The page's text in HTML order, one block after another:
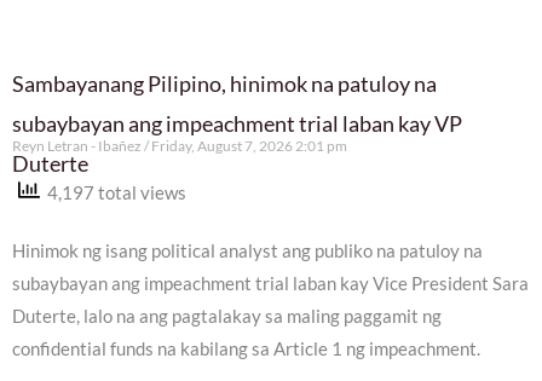
Sambayanang Pilipino, hinimok na patuloy na
subaybayan ang impeachment trial laban kay VP
Duterte
Reyn Letran - Ibañez Friday, August 7, 2026 2:01 pm
4,197 total views
Hinimok ng isang political analyst ang publiko na patuloy na
subaybayan ang impeachment trial laban kay Vice President Sara
Duterte, lalo na ang pagtalakay sa maling paggamit ng
confidential funds na kabilang sa Article 1 ng impeachment.